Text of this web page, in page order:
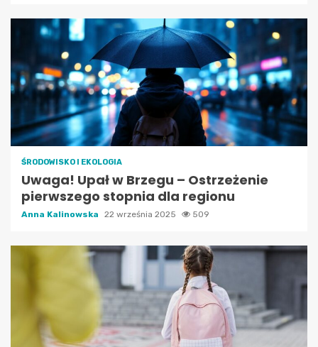
ŚRODOWISKO I EKOLOGIA
Uwaga! Upał w Brzegu – Ostrzeżenie
pierwszego stopnia dla regionu
Anna Kalinowska 22 września 2025 509